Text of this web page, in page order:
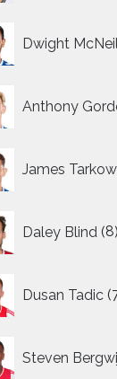
Dwight McNeil
Anthony
James
Daley Blind 8
Dusan Tadic
Steven